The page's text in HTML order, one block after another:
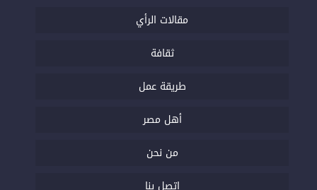
مقالات الرأي
ثقافة
طريقة عمل
أهل مصر
من نحن
اتصل بنا